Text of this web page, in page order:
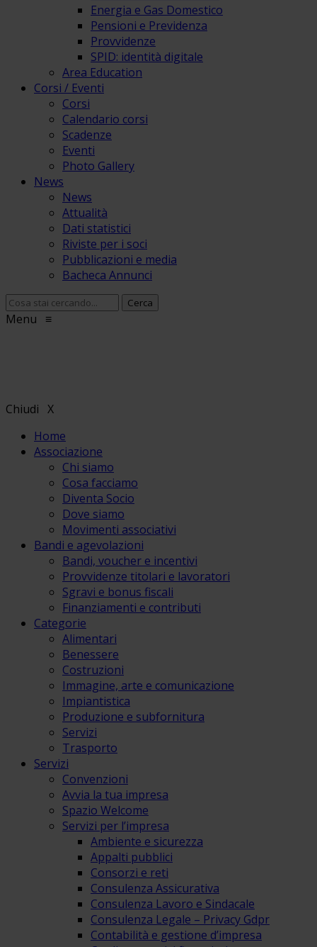
Energia e Gas Domestico
Pensioni e Previdenza
Provvidenze
SPID: identità digitale
Area Education
Corsi / Eventi
Corsi
Calendario corsi
Scadenze
Eventi
Photo Gallery
News
News
Attualità
Dati statistici
Riviste per i soci
Pubblicazioni e media
Bacheca Annunci
Menu ≡
Chiudi X
Home
Associazione
Chi siamo
Cosa facciamo
Diventa Socio
Dove siamo
Movimenti associativi
Bandi e agevolazioni
Bandi, voucher e incentivi
Provvidenze titolari e lavoratori
Sgravi e bonus fiscali
Finanziamenti e contributi
Categorie
Alimentari
Benessere
Costruzioni
Immagine, arte e comunicazione
Impiantistica
Produzione e subfornitura
Servizi
Trasporto
Servizi
Convenzioni
Avvia la tua impresa
Spazio Welcome
Servizi per l’impresa
Ambiente e sicurezza
Appalti pubblici
Consorzi e reti
Consulenza Assicurativa
Consulenza Lavoro e Sindacale
Consulenza Legale – Privacy Gdpr
Contabilità e gestione d’impresa